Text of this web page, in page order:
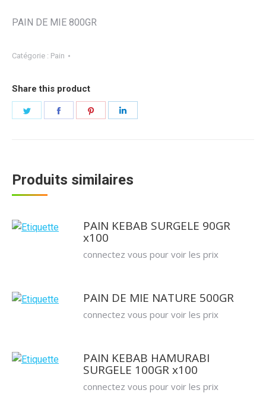
PAIN DE MIE 800GR
Catégorie : Pain
Share this product
Partager
Partager Partager
Produits similaires
PAIN KEBAB SURGELE 90GR
x100
connectez vous pour voir les prix
PAIN DE MIE NATURE 500GR
connectez vous pour voir les prix
PAIN KEBAB HAMURABI
SURGELE 100GR x100
connectez vous pour voir les prix